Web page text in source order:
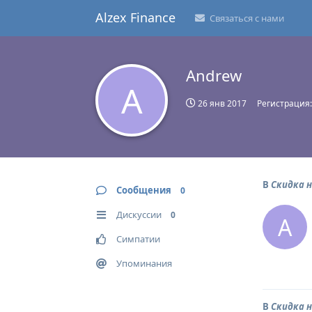
Alzex Finance Связаться с нами
A
Andrew
26 янв 2017
Сообщения 0
Дискуссии 0
Симпатии
Упоминания
В Скидка
A
В Скидка